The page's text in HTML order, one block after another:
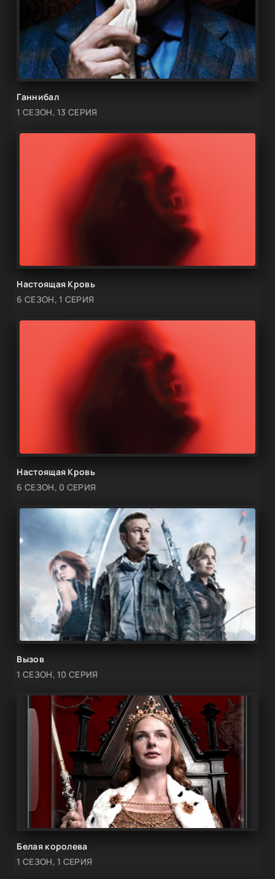
Ганнибал
1 СЕЗОН, 13 СЕРИЯ
Настоящая Кровь
6 СЕЗОН, 1 СЕРИЯ
Настоящая Кровь
6 СЕЗОН, 0 СЕРИЯ
Вызов
1 СЕЗОН, 10 СЕРИЯ
Белая королева
1 СЕЗОН, 1 СЕРИЯ